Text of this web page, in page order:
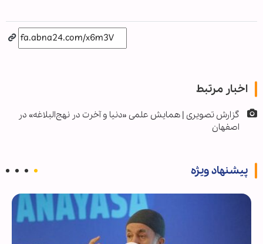
اخبار مرتبط
گزارش تصویری | همایش علمی «دنیا و آخرت در نهج‌البلاغه» در
اصفهان
پیشنهاد ویژه